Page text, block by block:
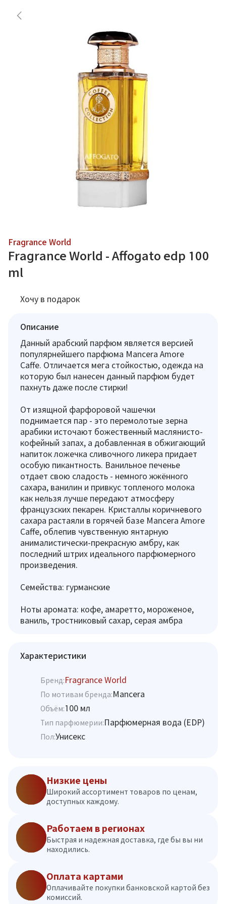
Fragrance World
Fragrance World - Affogato edp 100
ml
Хочу в подарок
Описание
Данный арабский парфюм является версией
популярнейшего парфюма Mancera Amore
Caffe. Отличается мега стойкостью, одежда на
которую был нанесен данный парфюм будет
пахнуть даже после стирки!
От изящной фарфоровой чашечки
поднимается пар - это перемолотые зерна
арабики источают божественный маслянисто-
кофейный запах, а добавленная в обжигающий
напиток ложечка сливочного ликера придает
особую пикантность. Ванильное печенье
отдает свою сладость - немного жжённого
сахара, ванилин и привкус топленого молока
как нельзя лучше передают атмосферу
французских пекарен. Кристаллы коричневого
сахара растаяли в горячей базе Mancera Amore
Caffe, облепив чувственную янтарную
анималистически-прекрасную амбру, как
последний штрих идеального парфюмерного
произведения.
Семейства: гурманские
Ноты аромата: кофе, амаретто, мороженое,
ваниль, тростниковый сахар, серая амбра
Характеристики
Бренд:Fragrance World
По мотивам бренда:Mancera
Объём:100 мл
Тип парфюмерии:Парфюмерная вода (EDP)
Пол:Унисекс
Низкие цены
Широкий ассортимент товаров по ценам,
доступных каждому.
Работаем в регионах
Быстрая и надежная доставка, где бы вы ни
находились.
Оплата картами
Оплачивайте покупки банковской картой без
комиссий.